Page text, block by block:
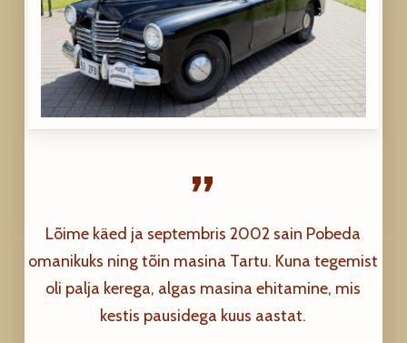
”
Lõime käed ja septembris 2002 sain Pobeda
omanikuks ning tõin masina Tartu. Kuna tegemist
oli palja kerega, algas masina ehitamine, mis
kestis pausidega kuus aastat.